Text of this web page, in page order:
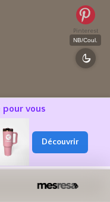
Pinterest
NB/Coul.
pour vous
Découvrir